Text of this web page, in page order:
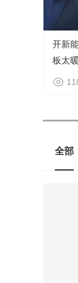
开新
板太
全部